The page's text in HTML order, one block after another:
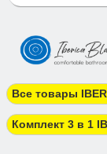
Все товары
Комплект 3 в 1